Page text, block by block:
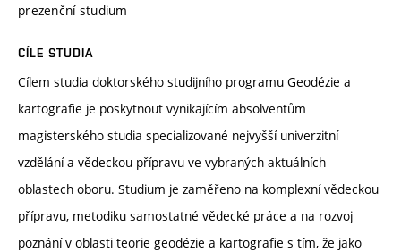
prezenční studium
CÍLE STUDIA
Cílem studia doktorského studijního programu Geodézie a
kartografie je poskytnout vynikajícím absolventům
magisterského studia specializované nejvyšší univerzitní
vzdělání a vědeckou přípravu ve vybraných aktuálních
oblastech oboru. Studium je zaměřeno na komplexní vědeckou
přípravu, metodiku samostatné vědecké práce a na rozvoj
poznání v oblasti teorie geodézie a kartografie s tím, že jako